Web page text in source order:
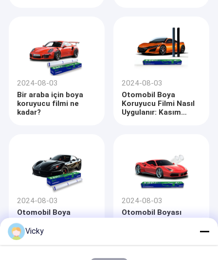
2024-08-03
Bir araba için boya
koruyucu filmi ne
kadar?
2024-08-03
Otomobil Boya
Koruyucu Filmi Nasıl
Uygulanır: Kasım
2024-08-03
Otomobil Boya
Koruma Filminin
Avantajları ve
dezavantajları: PPF
Kasım 2024'te yatırım
2024-08-03
Otomobil Boyası
Rehber
Vicky